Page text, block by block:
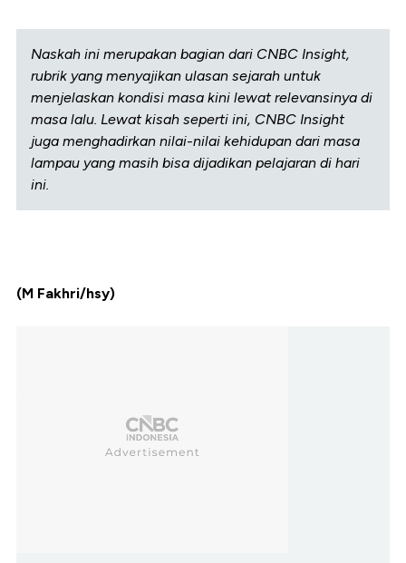
Naskah ini merupakan bagian dari CNBC Insight,
rubrik yang menyajikan ulasan sejarah untuk
menjelaskan kondisi masa kini lewat relevansinya di
masa lalu. Lewat kisah seperti ini, CNBC Insight
juga menghadirkan nilai-nilai kehidupan dari masa
lampau yang masih bisa dijadikan pelajaran di hari
ini.
(M Fakhri/hsy)